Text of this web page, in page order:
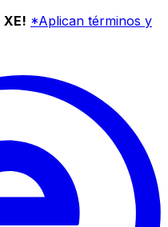
XE! *Aplican términos y